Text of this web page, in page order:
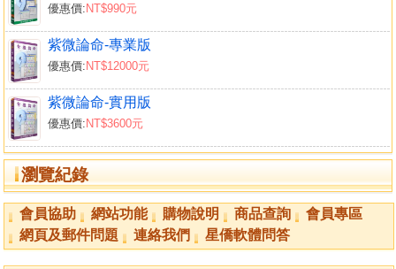
優惠價:NT$990元
紫微論命-專業版
優惠價:NT$12000元
紫微論命-實用版
優惠價:NT$3600元
瀏覽紀錄
會員協助 網站功能 購物說明 商品查詢
會員專區
網頁及郵件問題
連絡我們 星僑軟體問答